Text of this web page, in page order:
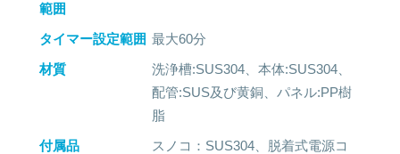
範囲
タイマー設定範囲 最大60分
材質
洗浄槽:SUS304、本体:SUS304、
配管:SUS及び黄銅、パネル:PP樹
脂
付属品
スノコ：SUS304、脱着式電源コ